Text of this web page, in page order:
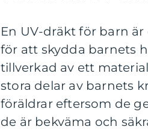
En UV-dräkt för barn
för att skydda barnets
tillverkad av ett
stora delar av barnets
föräldrar eftersom de
de är bekväma och